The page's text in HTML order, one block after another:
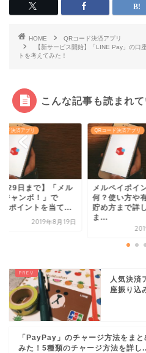
HOME
QRコード決済アプリ
【新サービス開始】「LINE Pay」の口
トを考えてみた！
こんな記事も読まれ
ド決済アプリ
29日まで】「メル
ジャンボ！」で
ポイントを当て...
2019年8月19日
QRコード決済アプリ
メルペイポイ
何？使い方や
貯め方まで詳
ま...
人気決済
座振り込
「PayPay」のチャージ方法をまと
みた！5種類のチャージ方法を詳し